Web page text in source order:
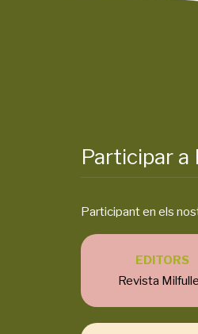
Participar a
Participant en els
EDITORS
Revista